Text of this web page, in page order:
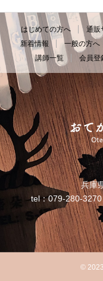
兵庫
tel：079-280-
はじめての方へ 通販
新着情報
一般の方へ
講師一覧
会員登
©